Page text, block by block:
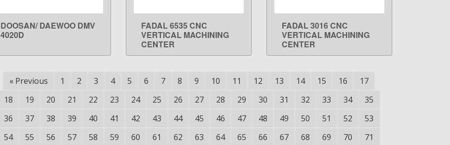
LEARN MORE
DOOSAN/ DAEWOO DMV
4020D
LEARN MORE
FADAL 6535 CNC
VERTICAL MACHINING
CENTER
LEARN MORE
FADAL 3016 CNC
VERTICAL MACHINING
CENTER
« Previous 1 2 3 4 5 6 7 8 9 10 11 12 13 14 15 16
17
18
19 20 21 22 23 24 25 26 27 28 29 30 31 32 33 34
35
36
37 38 39 40 41 42 43 44 45 46 47 48 49 50 51 52
53
54
55 56 57 58 59 60 61 62 63 64 65 66 67 68 69 70
71